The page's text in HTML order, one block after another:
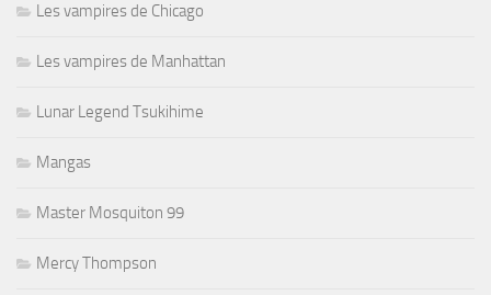
Les vampires de Chicago
Les vampires de Manhattan
Lunar Legend Tsukihime
Mangas
Master Mosquiton 99
Mercy Thompson